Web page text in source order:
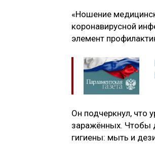
«Ношение
коронавирусной
элемент
Он подчеркнул, что
заражённых. Чтобы
гигиены: мыть и